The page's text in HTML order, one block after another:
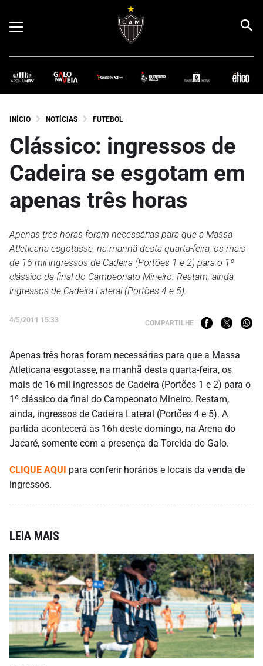
INÍCIO NOTÍCIAS FUTEBOL
Clássico: ingressos de
Cadeira se esgotam em
apenas três horas
Apenas três horas foram necessárias para que a Massa
Atleticana esgotasse, na manhã desta quarta-feira, os mais
de 16 mil ingressos de Cadeira (Portões 1 e 2) para o 1º
clássico da final do Campeonato Mineiro. Restam, ainda,
ingressos de Cadeira Lateral (Portões 4 e 5).
4/5/2011 15:33 COMPARTILHE
Apenas três horas foram necessárias para que a Massa
Atleticana esgotasse, na manhã desta quarta-feira, os
mais de 16 mil ingressos de Cadeira (Portões 1 e 2) para o
1º clássico da final do Campeonato Mineiro. Restam,
ainda, ingressos de Cadeira Lateral (Portões 4 e 5). A
partida acontecerá às 16h deste domingo, na Arena do
Jacaré, somente com a presença da Torcida do Galo.
CLIQUE AQUI para conferir horários e locais da venda de
ingressos.
LEIA MAIS